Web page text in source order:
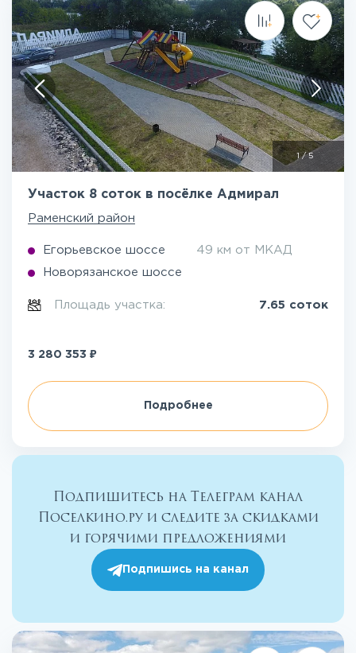
1/5
Участок 8 соток в посёлке Адмирал
Раменский район
Егорьевское шоссе 49 км от МКАД
Новорязанское шоссе
Площадь участка: 7.65 соток
3 280 353 ₽
Подробнее
Подпишитесь на Телеграм канал
Поселкино.ру и следите за скидками
и горячими предложениями
Подпишись на канал